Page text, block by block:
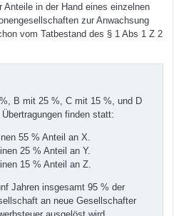
Anteile in der Hand eines einzelnen
zur Anwachsung
vom Tatbestand des § 1 Abs 1 Z 2
B mit 25 %, C mit 15 %, und D
finden statt:
55 % Anteil an X.
25 % Anteil an Y.
15 % Anteil an Z.
Jahren insgesamt 95 % der
an neue Gesellschafter